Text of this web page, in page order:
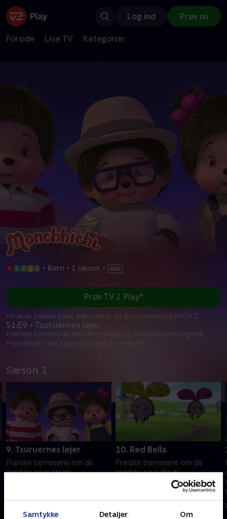
Samtykke Detaljer Om
Log ind Prøv nu
Forside Live TV Kategorier
• Børn • 1 sæson •
S1:E9 • Tsuruernes løjer
Franske børneserie om de modige og nuttede sovevogtere
Monchhichi, der tager på magiske eventyr.
Prøv TV 2 Play*
*Kræver pakken Basis. Administrer dit abonnement på Mit TV 2.
Sæson 1
9. Tsuruernes løjer
Franske børneserie om de
modige og nuttede
10. Red Bella
Franske børneserie om de
modige og nuttede
sovevogtere Monchhichi, der
tager på magiske eventyr.